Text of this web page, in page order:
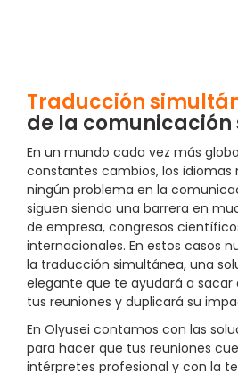
Traducción
de la comunicación
En un mundo cada vez más
constantes cambios, los idiomas
ningún problema en la
siguen siendo una barrera en
de empresa, congresos
internacionales. En estos casos
la traducción simultánea, una
elegante que te ayudará a sacar
tus reuniones y duplicará su
En Olyusei contamos con las
para hacer que tus reuniones
intérpretes profesional y con la